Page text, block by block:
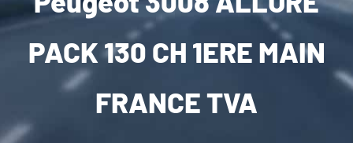
ENTRETIEN / MÉCANIQUE
CARROSSERIE / VITRAGE
PACK 130 CH 1ERE MAIN
FRANCE TVA